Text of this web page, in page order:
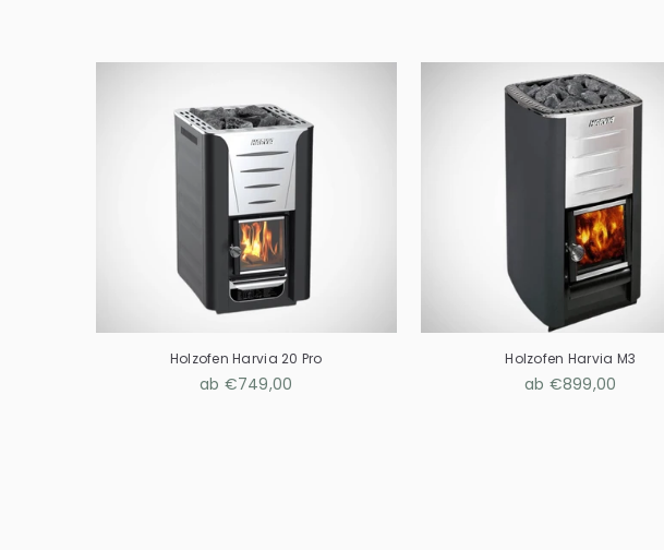
Holzofen Harvia 20 Pro
ab €749,00
Holzofen Harvia M3
ab €899,00